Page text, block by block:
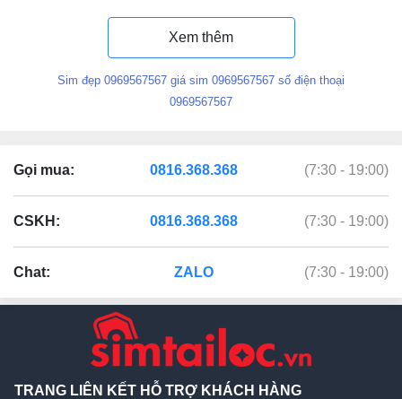
Xem thêm
Sim đẹp 0969567567 giá sim 0969567567 số điện thoại
0969567567
Gọi mua: 0816.368.368 (7:30 - 19:00)
CSKH: 0816.368.368 (7:30 - 19:00)
Chat: ZALO (7:30 - 19:00)
TRANG LIÊN KẾT HỖ TRỢ KHÁCH HÀNG